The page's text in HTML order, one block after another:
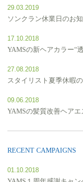
29.03.2019
ソンクラン休業日のお
17.10.2018
YAMSの新ヘアカラー“
27.08.2018
スタイリスト夏季休暇の
09.06.2018
YAMSの髪質改善ヘア
RECENT CAMPAIGNS
01.10.2018